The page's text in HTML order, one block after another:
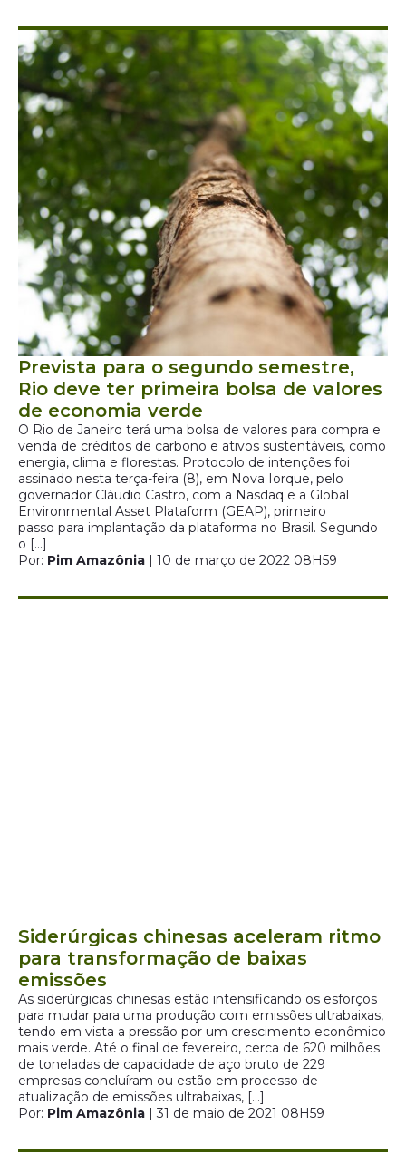
Prevista para o segundo semestre,
Rio deve ter primeira bolsa de valores
de economia verde
O Rio de Janeiro terá uma bolsa de valores para compra e
venda de créditos de carbono e ativos sustentáveis, como
energia, clima e florestas. Protocolo de intenções foi
assinado nesta terça-feira (8), em Nova Iorque, pelo
governador Cláudio Castro, com a Nasdaq e a Global
Environmental Asset Plataform (GEAP), primeiro
passo para implantação da plataforma no Brasil. Segundo
o […]
Por: Pim Amazônia | 10 de março de 2022 08H59
Siderúrgicas chinesas aceleram ritmo
para transformação de baixas
emissões
As siderúrgicas chinesas estão intensificando os esforços
para mudar para uma produção com emissões ultrabaixas,
tendo em vista a pressão por um crescimento econômico
mais verde. Até o final de fevereiro, cerca de 620 milhões
de toneladas de capacidade de aço bruto de 229
empresas concluíram ou estão em processo de
atualização de emissões ultrabaixas, […]
Por: Pim Amazônia | 31 de maio de 2021 08H59